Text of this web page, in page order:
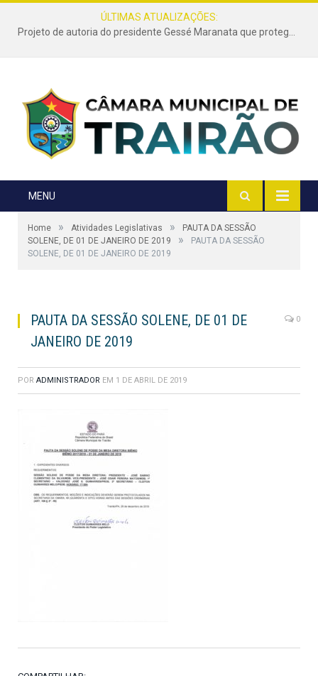
ÚLTIMAS ATUALIZAÇÕES:
Projeto de autoria do presidente Gessé Maranata que protege as estradas vicinais de Trairão é transformado em lei
MENU
Home » Atividades Legislativas »
PAUTA DA SESSÃO
SOLENE, DE 01 DE JANEIRO DE 2019
»
PAUTA DA SESSÃO
SOLENE, DE 01 DE JANEIRO DE 2019
PAUTA DA SESSÃO SOLENE, DE 01 DE
JANEIRO DE 2019
0
POR ADMINISTRADOR EM 1 DE ABRIL DE 2019